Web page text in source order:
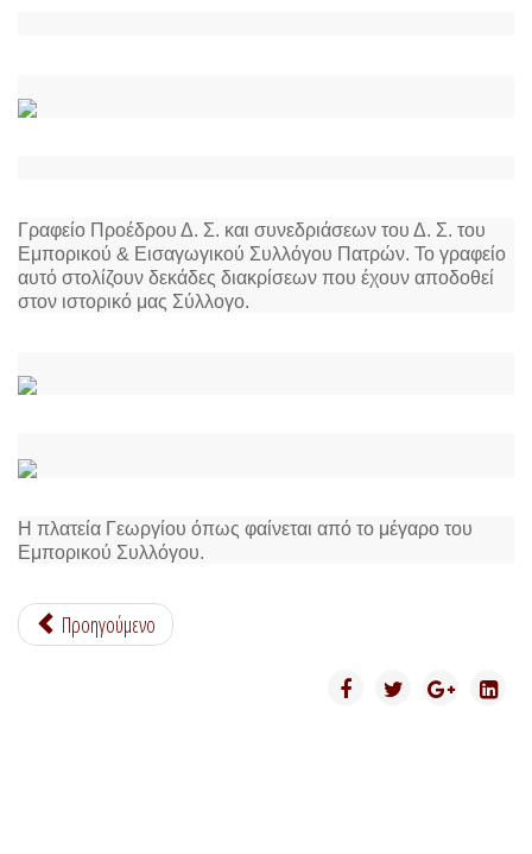
Γραφείο Προέδρου Δ. Σ. και συνεδριάσεων του Δ. Σ. του
Εμπορικού & Εισαγωγικού Συλλόγου Πατρών. Το γραφείο
αυτό στολίζουν δεκάδες διακρίσεων που έχουν αποδοθεί
στον ιστορικό μας Σύλλογο.
Η πλατεία Γεωργίου όπως φαίνεται από το μέγαρο του
Εμπορικού Συλλόγου.
Προηγούμενο